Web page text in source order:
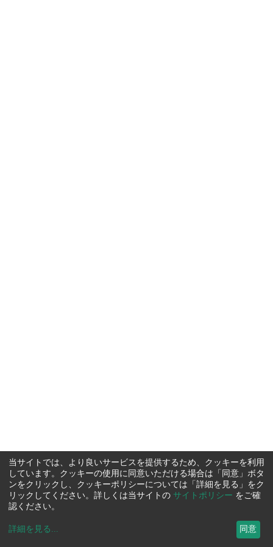
当サイトでは、より良いサービスを提供するため、クッキーを利用
しています。クッキーの使用に同意いただける場合は「同意」ボタ
ンをクリックし、クッキーポリシーについては「詳細を見る」をク
リックしてください。詳しくは当サイトの サイトポリシー をご確
認ください。
詳細を見る ... 同意